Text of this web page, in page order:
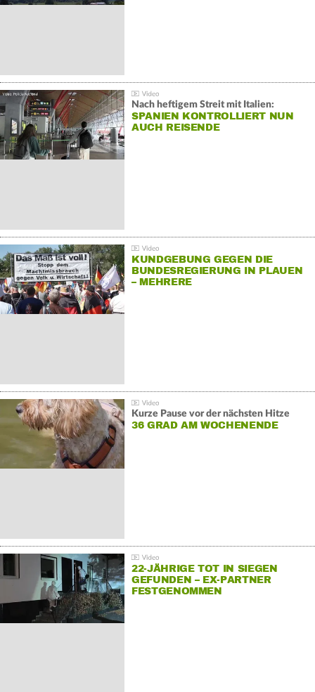
Nach heftigem Streit mit Italien:
SPANIEN KONTROLLIERT NUN
AUCH REISENDE
KUNDGEBUNG GEGEN DIE
BUNDESREGIERUNG IN PLAUEN
– MEHRERE
Kurze Pause vor der nächsten Hitze
36 GRAD AM WOCHENENDE
22-JÄHRIGE TOT IN SIEGEN
GEFUNDEN – EX-PARTNER
FESTGENOMMEN